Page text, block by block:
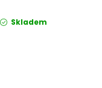
Skladem